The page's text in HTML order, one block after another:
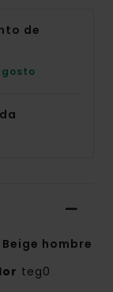
de
hombre
teg0